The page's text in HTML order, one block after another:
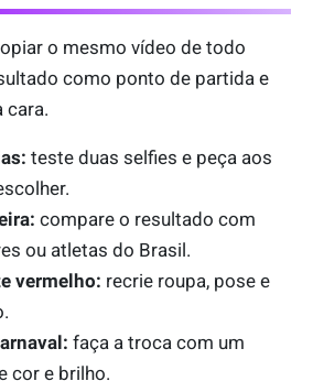
o mesmo vídeo de todo
como ponto de partida e
cara.
teste duas selfies e peça aos
compare o resultado com
ou atletas do Brasil.
vermelho: recrie roupa, pose e
faça a troca com um
cor e brilho.